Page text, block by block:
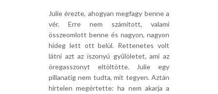
Julie érezte, ahogyan megfagy benne a
vér. Erre nem számított, valami
összeomlott benne és nagyon, nagyon
hideg lett ott belül. Rettenetes volt
látni azt az iszonyú gyűlöletet, ami az
öregasszonyt eltöltötte. Julie egy
pillanatig nem tudta, mit tegyen. Aztán
hirtelen megértette: ha nem akarja a